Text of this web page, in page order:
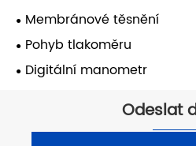
Membránové těsnění
Pohyb tlakoměru
Digitální manometr
Odeslat